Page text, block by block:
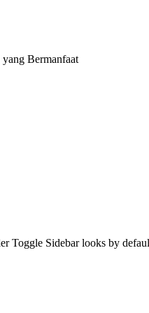
Bermanfaat
Toggle Sidebar looks by